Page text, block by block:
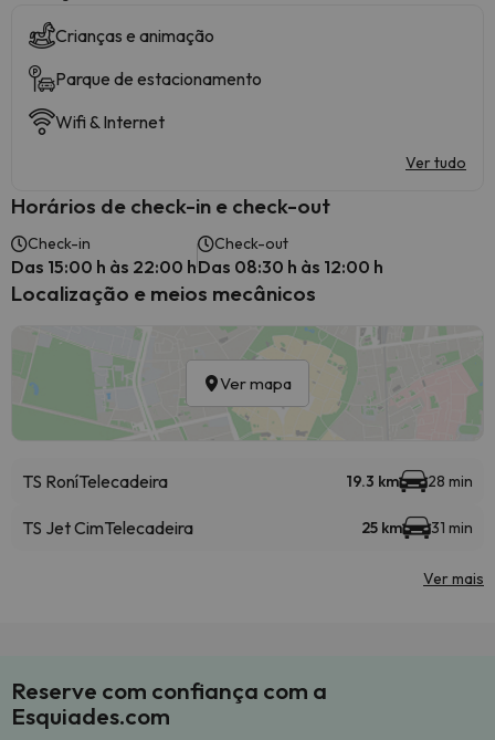
Crianças e animação
Parque de estacionamento
Wifi & Internet
Ver tudo
Horários de check-in e check-out
Check-in
Das 15:00 h às 22:00 h
Check-out
Das 08:30 h às 12:00 h
Localização e meios mecânicos
Ver mapa
TS RoníTelecadeira 19.3 km 28 min
TS Jet CimTelecadeira 25 km 31 min
Ver mais
Reserve com confiança com a
Esquiades.com